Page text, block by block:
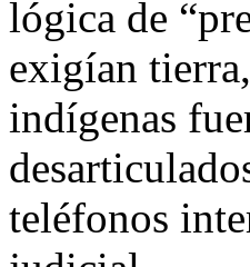
lógica de
exigían
indígenas
teléfonos